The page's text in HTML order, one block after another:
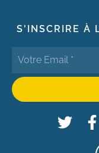
S'INSCRIRE À